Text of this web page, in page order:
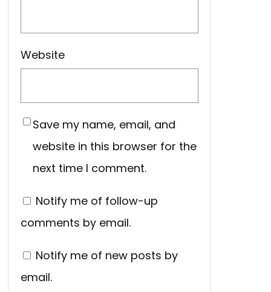
Website
Save my name, email, and
website in this browser for the
next time I comment.
Notify me of follow-up
comments by email.
Notify me of new posts by
email.